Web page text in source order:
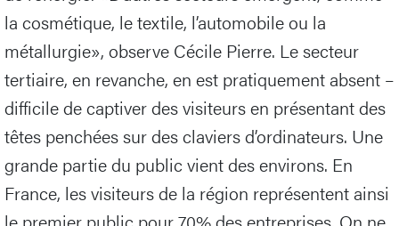
la cosmétique, le textile, l’automobile ou la
métallurgie», observe Cécile Pierre. Le secteur
tertiaire, en revanche, en est pratiquement absent –
difficile de captiver des visiteurs en présentant des
têtes penchées sur des claviers d’ordinateurs. Une
grande partie du public vient des environs. En
France, les visiteurs de la région représentent ainsi